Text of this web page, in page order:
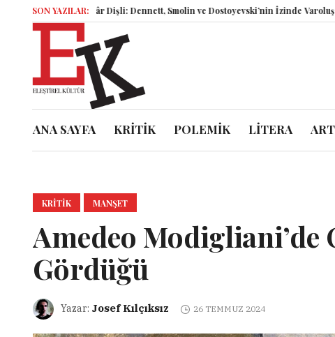
SON YAZILAR:
İsyankâr Dişli: Dennett, Smolin ve Dostoyevski’nin İzinde Varoluşsal Bir
ANA SAYFA KRİTİK POLEMİK LİTERA
KRITIK MANŞET
Amedeo
Gördüğü
Yazar: Josef Kılçıksız 26 TEMMUZ 2024